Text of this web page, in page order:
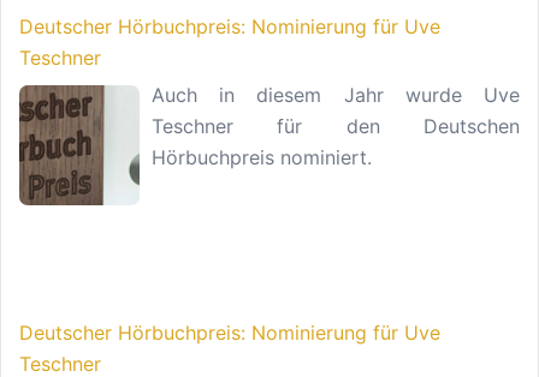
Deutscher Hörbuchpreis: Nominierung für Uve
Teschner
Auch in diesem Jahr wurde Uve
Teschner für den Deutschen
Hörbuchpreis nominiert.
Deutscher Hörbuchpreis: Nominierung für Uve
Teschner